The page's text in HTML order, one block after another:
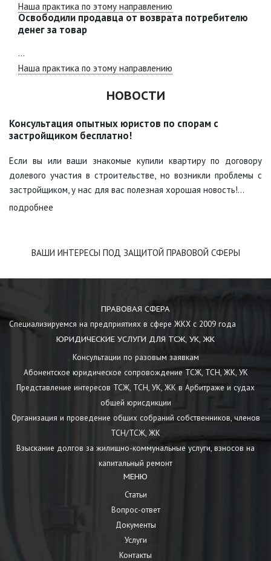
Наша практика по этому направлению
Освободили продавца от возврата потребителю
денег за товар
...
Наша практика по этому направлению
НОВОСТИ
Консультация опытных юристов по спорам с
застройщиком бесплатно!
Если вы или ваши знакомые купили квартиру по договору
долевого участия в строительстве, но возникли проблемы с
застройщиком, у нас для вас полезная хорошая новость!...
подробнее
ВАШИ ИНТЕРЕСЫ ПОД ЗАЩИТОЙ ПРАВОВОЙ СФЕРЫ
ПРАВОВАЯ СФЕРА
Специализируемся на предприятиях в сфере ЖКХ с 2009 года
ЮРИДИЧЕСКИЕ УСЛУГИ ДЛЯ ТСЖ, УК, ЖК
Консультации по разовым заявкам
Абонентское юридическое сопровождение ТСЖ, ТСН, ЖК, УК
Представление интересов ТСЖ, ТСН, УК, ЖК в Арбитраже и судах
общей юрисдикции
Организация и проведение общих собраний собственников, членов
ТСН/ТСЖ, ЖК
Взыскание долгов за жилищно-коммунальные услуги, взносов на
капитальный ремонт
МЕНЮ
Статьи
Вопрос-ответ
Документы
Услуги
Контакты